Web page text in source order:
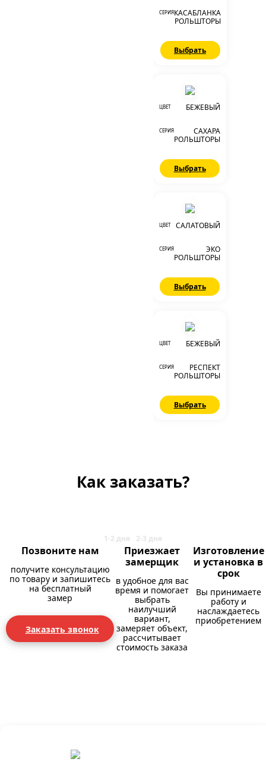
СЕРИЯКАСАБЛАНКА
РОЛЬШТОРЫ
Выбрать
ЦВЕТ БЕЖЕВЫЙ
СЕРИЯ
САХАРА
РОЛЬШТОРЫ
Выбрать
ЦВЕТ САЛАТОВЫЙ
СЕРИЯ
ЭКО
РОЛЬШТОРЫ
Выбрать
ЦВЕТ БЕЖЕВЫЙ
СЕРИЯ
РЕСПЕКТ
РОЛЬШТОРЫ
Выбрать
Как заказать?
Позвоните нам
получите консультацию
по товару и запишитесь
на бесплатный
замер
Заказать звонок
Приезжает
замерщик
в удобное для вас
время и помогает
выбрать
наилучший
вариант,
замеряет объект,
рассчитывает
стоимость заказа
Изготовление
и установка в
срок
Вы принимаете
работу и
наслаждаетесь
приобретением